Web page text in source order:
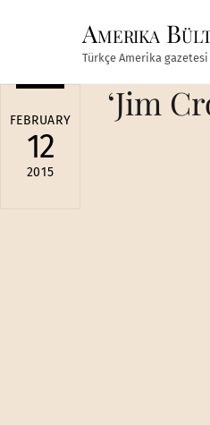
Amerika
Türkçe Amerika gazetesi
FEBRUARY
12
2015
‘Jim